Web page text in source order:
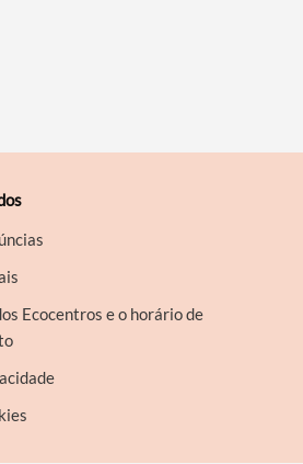
Ecocentros e o horário de